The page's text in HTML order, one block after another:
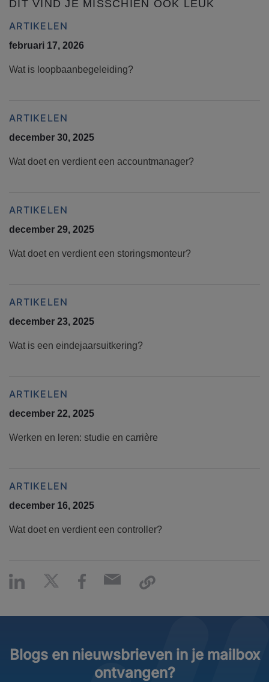
DIT VIND JE MISSCHIEN OOK LEUK
ARTIKELEN
februari 17, 2026
Wat is loopbaanbegeleiding?
ARTIKELEN
december 30, 2025
Wat doet en verdient een accountmanager?
ARTIKELEN
december 29, 2025
Wat doet en verdient een storingsmonteur?
ARTIKELEN
december 23, 2025
Wat is een eindejaarsuitkering?
ARTIKELEN
december 22, 2025
Werken en leren: studie en carrière
ARTIKELEN
december 16, 2025
Wat doet en verdient een controller?
Blogs en nieuwsbrieven in je mailbox
ontvangen?